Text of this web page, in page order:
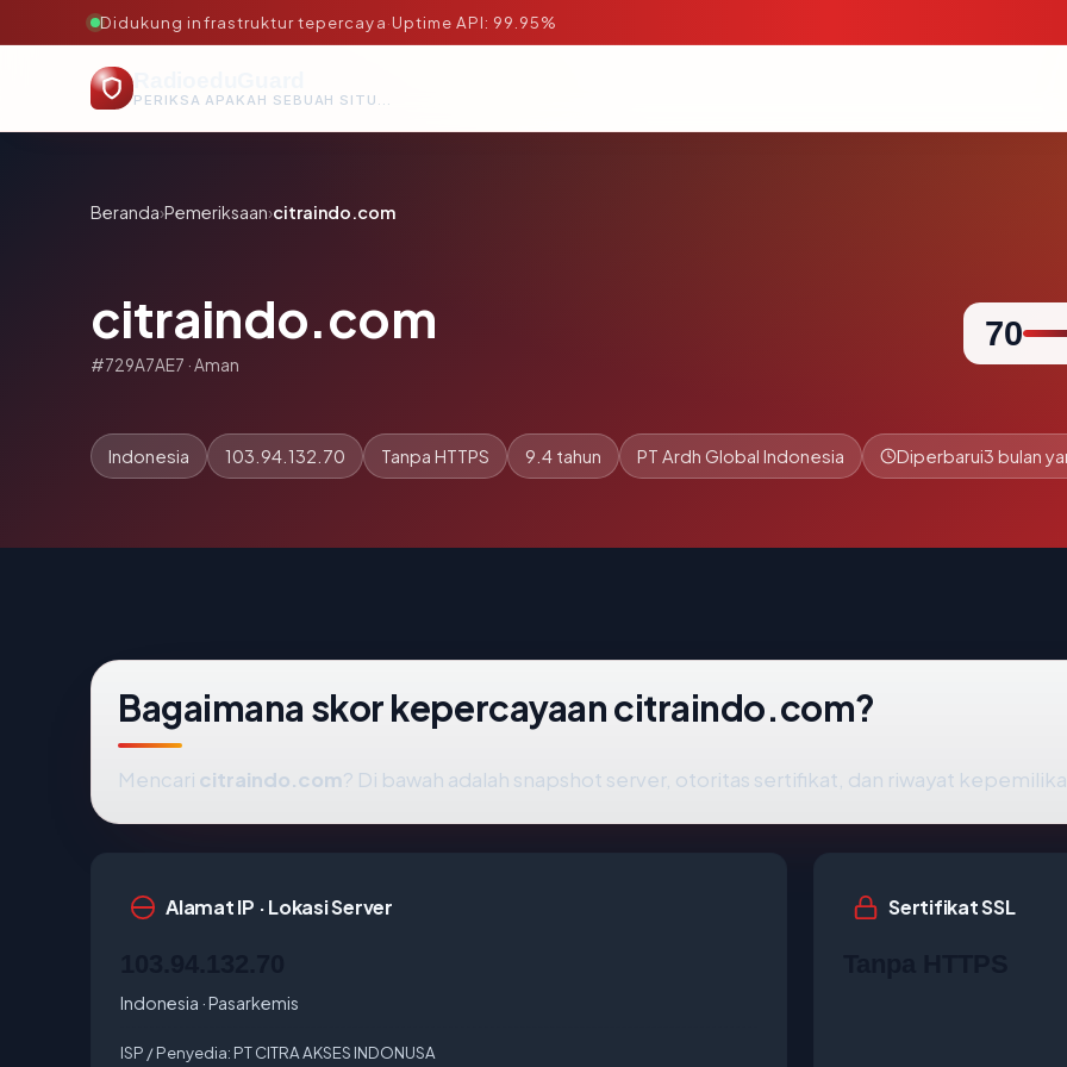
Didukung infrastruktur tepercaya·Uptime API: 99.95%
PERIKSA APAKAH SEBUAH SITUS AMAN, TEPERCAYA, DAN TERVERIFIKASI DALAM HITUNGAN DETIK.
Beranda›Pemeriksaan›citraindo.com
citraindo.com
#729A7AE7 · Aman
70
Indonesia 103.94.132.70 Tanpa HTTPS 9.4 tahun PT Ardh Global Indonesia Diperbarui3 bulan
Bagaimana skor kepercayaan citraindo.com?
Mencari citraindo.com? Di bawah adalah snapshot server, otoritas sertifikat, dan riwayat
Alamat IP · Lokasi Server
Indonesia · Pasarkemis
ISP / Penyedia: PT CITRA AKSES INDONUSA
Sertifikat SSL